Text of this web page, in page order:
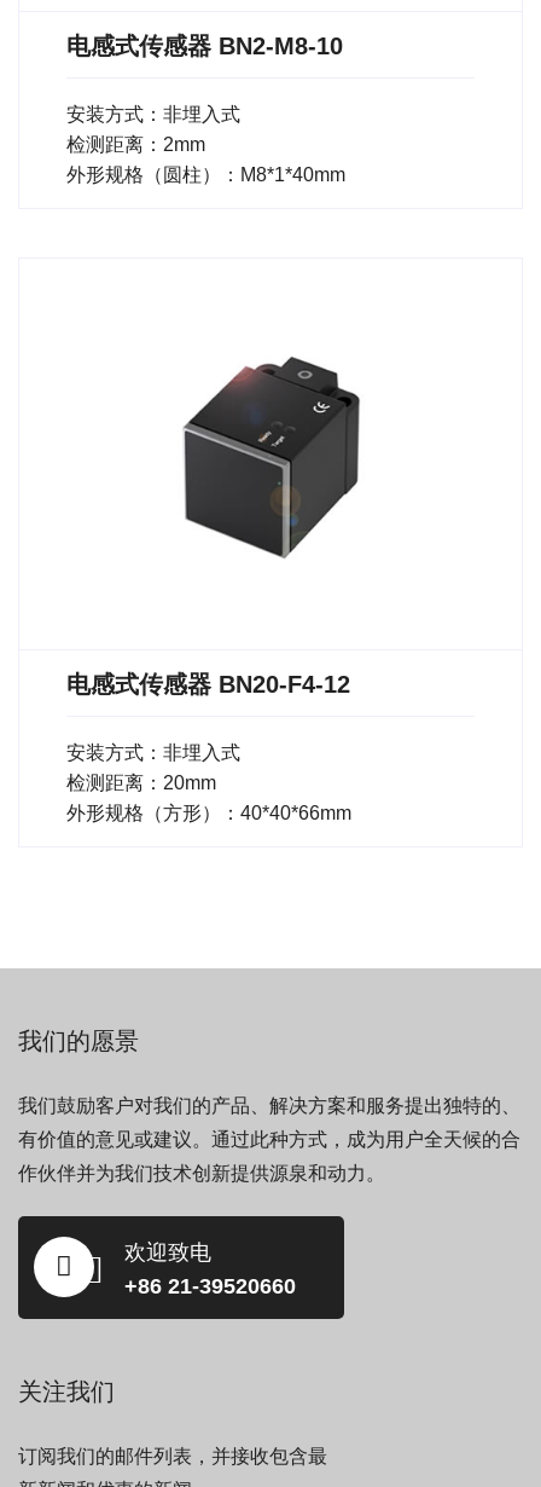
电感式传感器 BN2-M8-10
安装方式：非埋入式
检测距离：2mm
外形规格（圆柱）：M8*1*40mm
电感式传感器 BN20-F4-12
安装方式：非埋入式
检测距离：20mm
外形规格（方形）：40*40*66mm
我们的愿景
我们鼓励客户对我们的产品、解决方案和服务提出独特的、
有价值的意见或建议。通过此种方式，成为用户全天候的合
作伙伴并为我们技术创新提供源泉和动力。
欢迎致电
+86 21-39520660
关注我们
订阅我们的邮件列表，并接收包含最